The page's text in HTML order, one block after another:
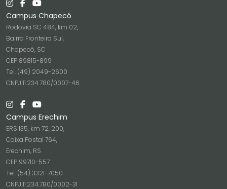
Campus Chapecó
Rodovia SC 484, km 02,
Bairro Fronteira Sul,
Chapecó, SC
CEP 89815-899
Tel. (49) 2049-2600
CNPJ 11.234.780/0007-46
Campus Erechim
ERS 135, km 72, 200,
Caixa Postal 764,
Erechim, RS
CEP 99710-557
Tel. (54) 3321-7050
CNPJ 11.234.780/0002-31